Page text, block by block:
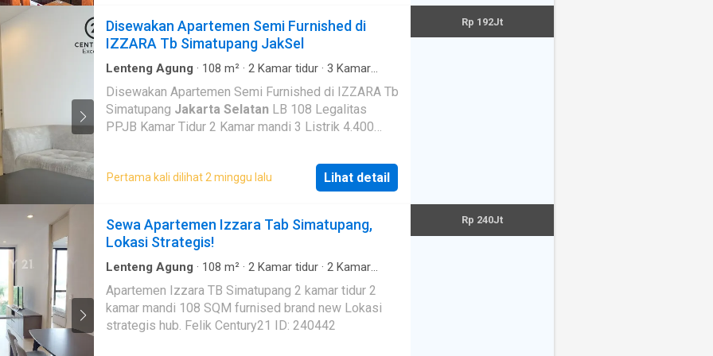
Disewakan Apartemen Semi Furnished di
IZZARA Tb Simatupang JakSel
Lenteng Agung · 108 m² · 2 Kamar tidur · 3 Kamar
Disewakan Apartemen Semi Furnished di IZZARA Tb
Simatupang Jakarta Selatan
PPJB Kamar Tidur 2 Kamar mandi 3 Listrik 4.400
Track, Children Playground, 24-hour Vallet Service
Laundry, Pharmacy, ATM Center Additional Info:
Located in the heart of Central Business District in
South Jakarta. Shuttle service to Fatmawati MRT
Station Dekat access to International School (High
Scope School), International Hospitals, Shopping
Malls, , Public Transportation, Supermarket, etc.
Dekat access to Toll Road
Pertama kali dilihat 2 minggu lalu Lihat detail
Rp 192Jt
Sewa Apartemen Izzara Tab Simatupang,
Lokasi Strategis!
Lenteng Agung · 108 m² · 2 Kamar tidur · 2 Kamar
Apartemen Izzara TB Simatupang 2 kamar tidur 2
kamar mandi 108 SQM furnised brand new Lokasi
strategis hub. Felik Century21 ID: 240442
Rp 240Jt